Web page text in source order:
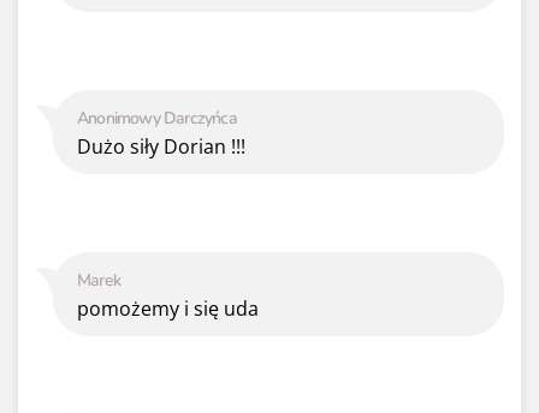
Marek
pomożemy i się uda
Anonimowy Darczyńca
Dużo siły Dorian !!!